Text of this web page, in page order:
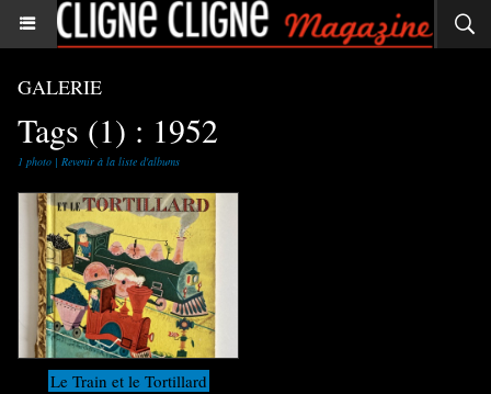
GALERIE
Tags (1) : 1952
1 photo | Revenir à la liste d'albums
Le Train et le Tortillard